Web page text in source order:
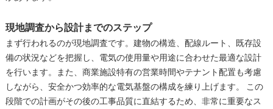
現地調査から設計までのステップ
まず行われるのが現地調査です。建物の構造、配線ルート、既存設
備の状況などを把握し、電気の使用量や用途に合わせた最適な設計
を行います。また、商業施設特有の営業時間やテナント配置も考慮
しながら、安全かつ効率的な電気基盤の構成を練り上げます。 この
段階での計画がその後の工事品質に直結するため、非常に重要なス